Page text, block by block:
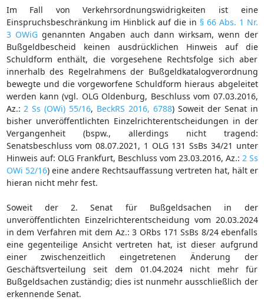
Im Fall von Verkehrsordnungswidrigkeiten ist eine
Einspruchsbeschränkung im Hinblick auf die in § 66 Abs. 1 Nr.
3 OWiGgenannten Angaben auch dann wirksam, wenn der
Bußgeldbescheid keinen ausdrücklichen Hinweis auf die
Schuldform enthält, die vorgesehene Rechtsfolge sich aber
innerhalb des Regelrahmens der Bußgeldkatalogverordnung
bewegte und die vorgeworfene Schuldform hieraus abgeleitet
werden kann (vgl. OLG Oldenburg, Beschluss vom 07.03.2016,
Az.: 2 Ss (OWi) 55/16, BeckRS 2016, 6788) Soweit der Senat in
bisher unveröffentlichten Einzelrichterentscheidungen in der
Vergangenheit (bspw., allerdings nicht tragend:
Senatsbeschluss vom 08.07.2021, 1 OLG 131 SsBs 34/21 unter
Hinweis auf: OLG Frankfurt, Beschluss vom 23.03.2016, Az.: 2 Ss
OWi 52/16) eine andere Rechtsauffassung vertreten hat, hält er
hieran nicht mehr fest.
Soweit der 2. Senat für Bußgeldsachen in der
unveröffentlichten Einzelrichterentscheidung vom 20.03.2024
in dem Verfahren mit dem Az.: 3 ORbs 171 SsBs 8/24 ebenfalls
eine gegenteilige Ansicht vertreten hat, ist dieser aufgrund
einer zwischenzeitlich eingetretenen Änderung der
Geschäftsverteilung seit dem 01.04.2024 nicht mehr für
Bußgeldsachen zuständig; dies ist nunmehr ausschließlich der
erkennende Senat.